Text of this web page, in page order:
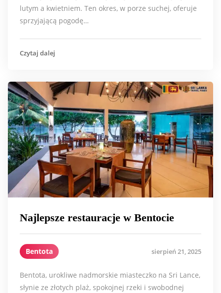
lutym a kwietniem. Ten okres, w porze suchej, oferuje
sprzyjającą pogodę…
Czytaj dalej
Najlepsze restauracje w Bentocie
Bentota sierpień 21, 2025
Bentota, urokliwe nadmorskie miasteczko na Sri Lance,
słynie ze złotych plaż, spokojnej rzeki i swobodnej